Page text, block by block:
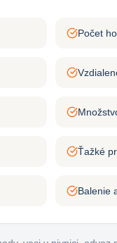
Počet
Ťažké
Balenie